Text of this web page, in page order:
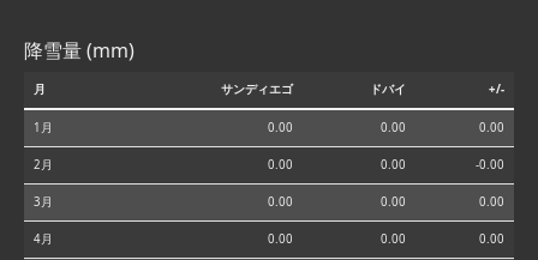
降雪量 (mm)
月 サンディエゴ ドバイ +/-
1月 0.00 0.00 0.00
2月 0.00 0.00 -0.00
3月 0.00 0.00 0.00
4月 0.00 0.00 0.00